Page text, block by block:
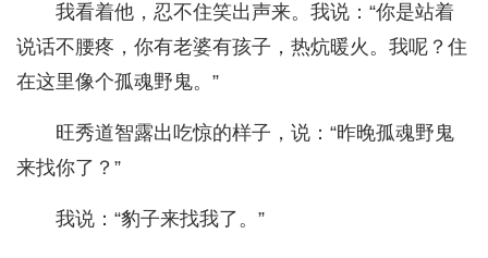
我看着他，忍不住笑出声来。我说：“你是站着
说话不腰疼，你有老婆有孩子，热炕暖火。我呢？住
在这里像个孤魂野鬼。”
旺秀道智露出吃惊的样子，说：“昨晚孤魂野鬼
来找你了？”
我说：“豹子来找我了。”